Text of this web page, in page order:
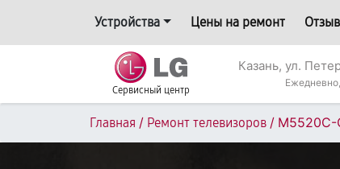
Устройства Цены на ремонт
Сервисный центр
Казань, ул.
Главная / Ремонт телевизоров / M5520C-